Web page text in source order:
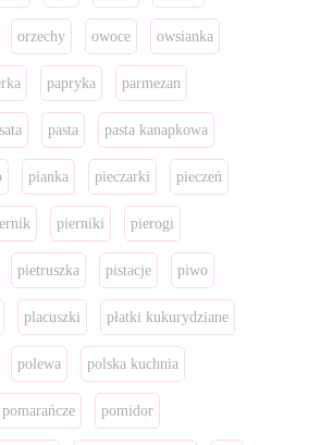
orzechy owoce owsianka
papryka parmezan
pasta pasta kanapkowa
pianka pieczarki pieczeń
pierniki pierogi
pietruszka pistacje piwo
placuszki płatki kukurydziane
polewa polska kuchnia
pomarańcze pomidor